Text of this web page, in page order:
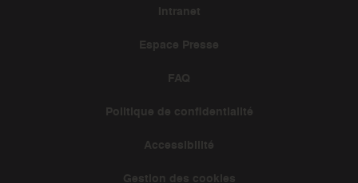
Intranet
Espace Presse
FAQ
Politique de confidentialité
Accessibilité
Gestion des cookies